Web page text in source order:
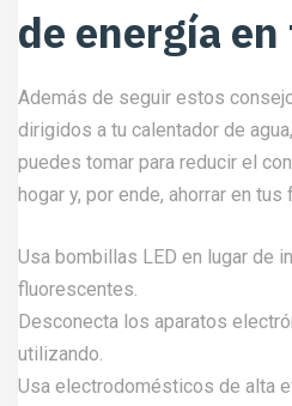
de energía
Además de seguir estos
dirigidos a tu calentador de
puedes tomar para reducir el
hogar y, por ende, ahorrar en tus
Usa bombillas LED en lugar de
fluorescentes.
Desconecta los aparatos
utilizando.
Usa electrodomésticos de alta